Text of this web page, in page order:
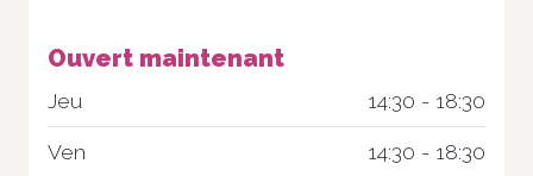
Ouvert maintenant
Jeu 14:30 - 18:30
Ven 14:30 - 18:30